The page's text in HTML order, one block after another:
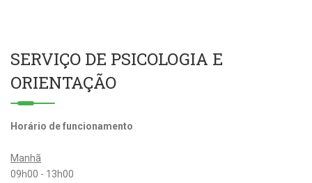
SERVIÇO DE PSICOLOGIA E
ORIENTAÇÃO
Horário de funcionamento
Manhã
09h00 - 13h00